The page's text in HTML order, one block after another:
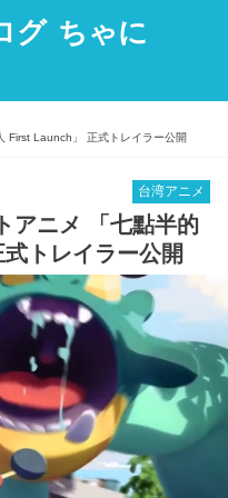
グ ちゃに
First Launch」 正式トレイラー公開
台湾アニメ
アニメ 「七點半的
トレイラー公開